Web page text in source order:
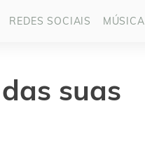
REDES SOCIAIS MÚSICA
suas